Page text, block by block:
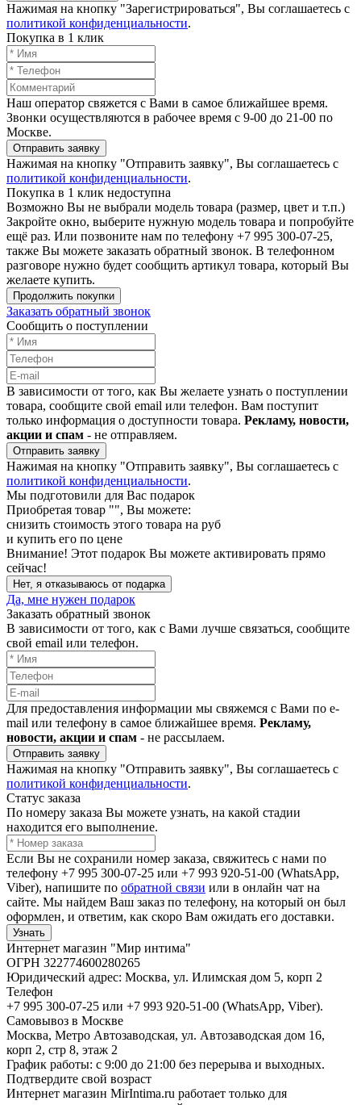
Нажимая на кнопку "Зарегистрироваться", Вы соглашаетесь с
политикой конфиденциальности.
Покупка в 1 клик
Наш оператор свяжется с Вами в самое ближайшее время.
Звонки осуществляются в рабочее время с 9-00 до 21-00 по
Москве.
Отправить заявку
Нажимая на кнопку "Отправить заявку", Вы соглашаетесь с
политикой конфиденциальности.
Покупка в 1 клик недоступна
Возможно Вы не выбрали модель товара (размер, цвет и т.п.)
Закройте окно, выберите нужную модель товара и попробуйте
ещё раз. Или позвоните нам по телефону +7 995 300-07-25,
также Вы можете заказать обратный звонок. В телефонном
разговоре нужно будет сообщить артикул товара, который Вы
желаете купить.
Продолжить покупки
Заказать обратный звонок
Сообщить о поступлении
В зависимости от того, как Вы желаете узнать о поступлении
товара, сообщите свой email или телефон. Вам поступит
только информация о доступности товара. Рекламу, новости,
акции и спам - не отправляем.
Отправить заявку
Нажимая на кнопку "Отправить заявку", Вы соглашаетесь с
политикой конфиденциальности.
Мы подготовили для Вас подарок
Приобретая товар "", Вы можете:
снизить стоимость этого товара на руб
и купить его по цене
Внимание! Этот подарок Вы можете активировать прямо
сейчас!
Нет, я отказываюсь от подарка
Да, мне нужен подарок
Заказать обратный звонок
В зависимости от того, как с Вами лучше связаться, сообщите
свой email или телефон.
Для предоставления информации мы свяжемся с Вами по e-
mail или телефону в самое ближайшее время. Рекламу,
новости, акции и спам - не рассылаем.
Отправить заявку
Нажимая на кнопку "Отправить заявку", Вы соглашаетесь с
политикой конфиденциальности.
Статус заказа
По номеру заказа Вы можете узнать, на какой стадии
находится его выполнение.
Если Вы не сохранили номер заказа, свяжитесь с нами по
телефону +7 995 300-07-25 или +7 993 920-51-00 (WhatsApp,
Viber), напишите по обратной связи или в онлайн чат на
сайте. Мы найдем Ваш заказ по телефону, на который он был
оформлен, и ответим, как скоро Вам ожидать его доставки.
Узнать
Интернет магазин "Мир интима"
ОГРН 322774600280265
Юридический адрес: Москва, ул. Илимская дом 5, корп 2
Телефон
+7 995 300-07-25 или +7 993 920-51-00 (WhatsApp, Viber).
Самовывоз в Москве
Москва, Метро Автозаводская, ул. Автозаводская дом 16,
корп 2, стр 8, этаж 2
График работы: с 9:00 до 21:00 без перерыва и выходных.
Подтвердите свой возраст
Интернет магазин MirIntima.ru работает только для